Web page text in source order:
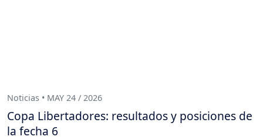
Noticias • MAY 24 / 2026
Copa Libertadores: resultados y posiciones de
la fecha 6